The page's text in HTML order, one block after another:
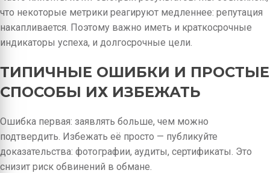
что некоторые метрики реагируют медленнее: репутация
накапливается. Поэтому важно иметь и краткосрочные
индикаторы успеха, и долгосрочные цели.
ТИПИЧНЫЕ ОШИБКИ И ПРОСТЫЕ
СПОСОБЫ ИХ ИЗБЕЖАТЬ
Ошибка первая: заявлять больше, чем можно
подтвердить. Избежать её просто — публикуйте
доказательства: фотографии, аудиты, сертификаты. Это
снизит риск обвинений в обмане.